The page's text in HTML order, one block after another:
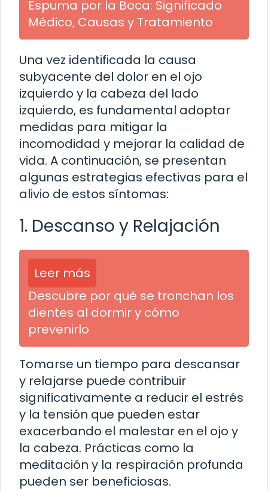
Espuma por la Boca: Significado
Médico, Causas y Tratamiento
Una vez identificada la causa
subyacente del dolor en el ojo
izquierdo y la cabeza del lado
izquierdo, es fundamental adoptar
medidas para mitigar la
incomodidad y mejorar la calidad de
vida. A continuación, se presentan
algunas estrategias efectivas para el
alivio de estos síntomas:
1. Descanso y Relajación
Leer más
Descubre por qué se tronchan los
dientes al dormir y cómo
prevenirlo
Tomarse un tiempo para descansar
y relajarse puede contribuir
significativamente a reducir el estrés
y la tensión que pueden estar
exacerbando el malestar en el ojo y
la cabeza. Prácticas como la
meditación y la respiración profunda
pueden ser beneficiosas.